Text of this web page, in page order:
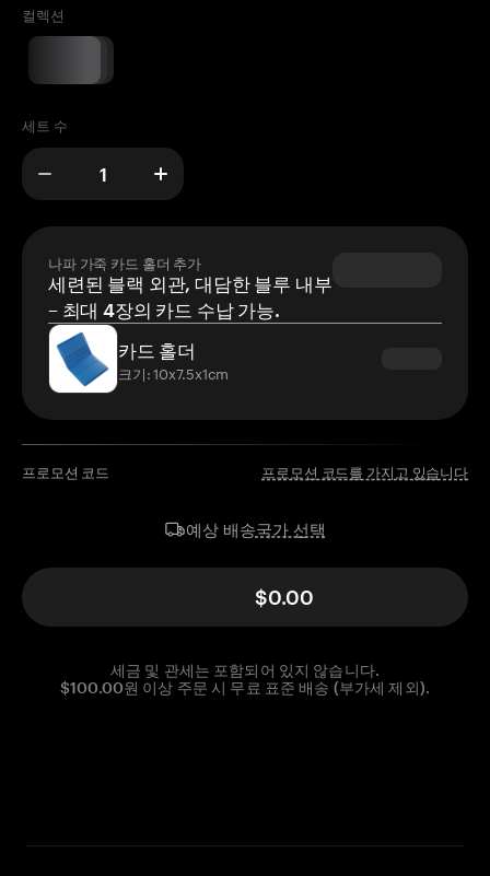
컬렉션
세트 수
나파 가죽 카드 홀더 추가
세련된 블랙 외관, 대담한 블루 내부
– 최대 4장의 카드 수납 가능.
카드 홀더
크기: 10x7.5x1cm
프로모션 코드 프로모션 코드를 가지고 있습니다
예상 배송국가 선택
$0.00
세금 및 관세는 포함되어 있지 않습니다.
$100.00원 이상 주문 시 무료 표준 배송 (부가세 제외).